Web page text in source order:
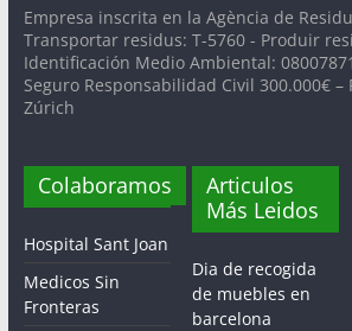
Empresa inscrita en la Agència de
Transportar residus: T-5760 - Produir
Identificación Medio Ambiental:
Seguro Responsabilidad Civil 300.000€ –
Zúrich
Colaboramos
Hospital Sant Joan
Medicos Sin
Fronteras
Articulos
Más Leidos
Dia de recogida
de muebles en
barcelona